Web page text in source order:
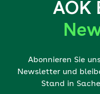
AOK
Abonnieren Sie
Newsletter und
Stand in